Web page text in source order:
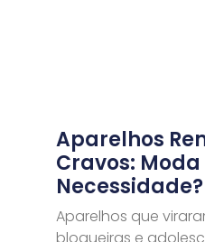
Aparelhos
Cravos: Moda
Necessidade?
Aparelhos que